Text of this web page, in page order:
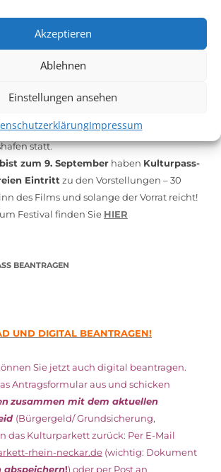
Akzeptieren
Ablehnen
Einstellungen ansehen
Impressum
findet wieder dasFestival des deutschen
statt.
zum 9. September haben Kulturpass-
Eintritt zu den Vorstellungen – 30
des Films und solange der Vorrat reicht!
Festival finden Sie HIER
BEANTRAGEN
UND DIGITAL BEANTRAGEN!
Sie jetzt auch digital beantragen.
Antragsformular aus und schicken
zusammen mit dem aktuellen
(Bürgergeld/ Grundsicherung,
das Kulturparkett zurück: Per E-Mail
rhein-neckar.de (wichtig: Dokument
abspeichern!) oder per Post an